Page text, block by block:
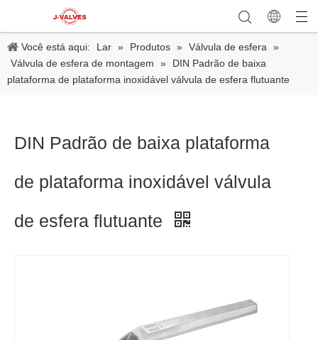
Você está aqui: Lar » Produtos » Válvula de esfera
»
Válvula de esfera de montagem
»
DIN Padrão de baixa
plataforma de plataforma inoxidável válvula de esfera flutuante
DIN Padrão de baixa plataforma
de plataforma inoxidável válvula
de esfera flutuante